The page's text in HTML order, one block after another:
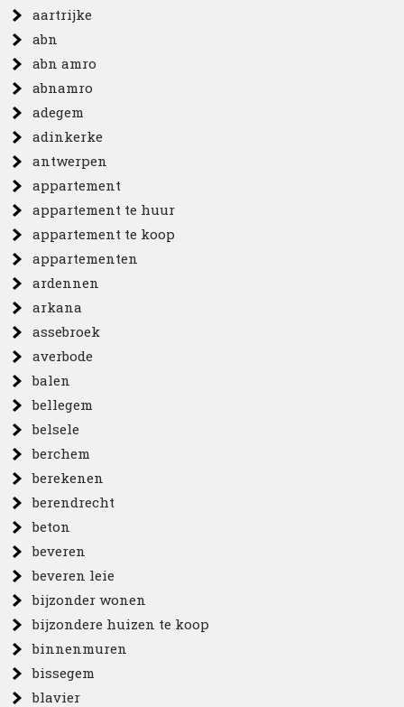
aartrijke
abn
abn amro
abnamro
adegem
adinkerke
antwerpen
appartement
appartement te huur
appartement te koop
appartementen
ardennen
arkana
assebroek
averbode
balen
bellegem
belsele
berchem
berekenen
berendrecht
beton
beveren
beveren leie
bijzonder wonen
bijzondere huizen te koop
binnenmuren
bissegem
blavier